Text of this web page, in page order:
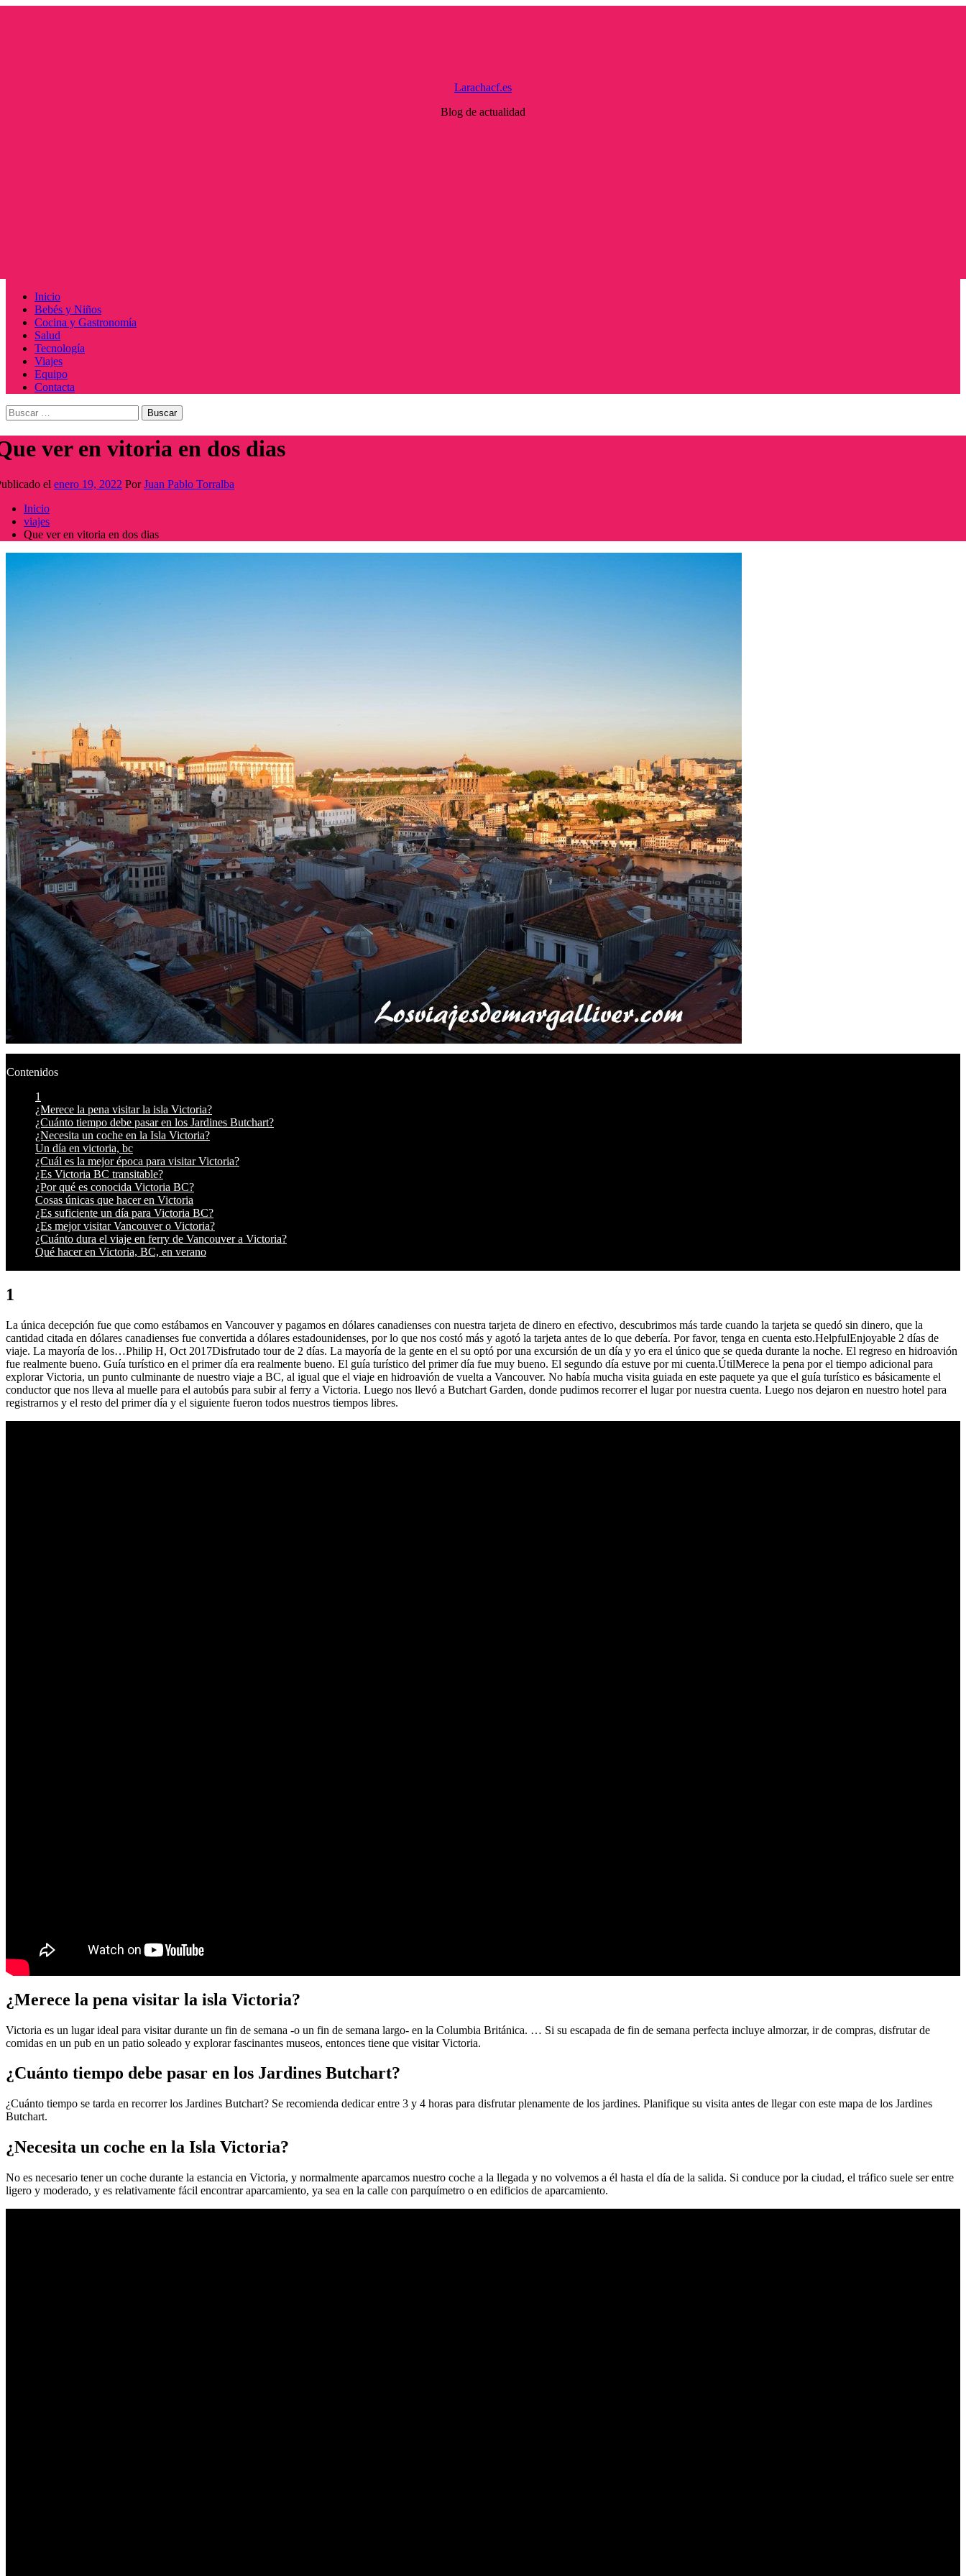
Larachacf.es
Blog de actualidad
Menú
principal
Inicio
Bebés y Niños
Cocina y Gastronomía
Salud
Tecnología
Viajes
Equipo
Contacta
Buscar:
ver en vitoria en dos dias
el enero 19, 2022 PorJuan Pablo Torralba
Inicio
viajes
Que ver en vitoria en dos dias
Contenidos
1
¿Merece la pena visitar la isla Victoria?
¿Cuánto tiempo debe pasar en los Jardines Butchart?
¿Necesita un coche en la Isla Victoria?
Un día en victoria, bc
¿Cuál es la mejor época para visitar Victoria?
¿Es Victoria BC transitable?
¿Por qué es conocida Victoria BC?
Cosas únicas que hacer en Victoria
¿Es suficiente un día para Victoria BC?
¿Es mejor visitar Vancouver o Victoria?
¿Cuánto dura el viaje en ferry de Vancouver a Victoria?
Qué hacer en Victoria, BC, en verano
1
La única decepción fue que como estábamos en Vancouver y pagamos en dólares canadienses con nuestra tarjeta de dinero en efectivo, descubrimos más tarde cuando la tarjeta se quedó sin dinero, que la
cantidad citada en dólares canadienses fue convertida a dólares estadounidenses, por lo que nos costó más y agotó la tarjeta antes de lo que debería. Por favor, tenga en cuenta esto.HelpfulEnjoyable 2 días de
viaje. La mayoría de los…Philip H, Oct 2017Disfrutado tour de 2 días. La mayoría de la gente en el su optó por una excursión de un día y yo era el único que se queda durante la noche. El regreso en hidroavión
fue realmente bueno. Guía turístico en el primer día era realmente bueno. El guía turístico del primer día fue muy bueno. El segundo día estuve por mi cuenta.ÚtilMerece la pena por el tiempo adicional para
explorar Victoria, un punto culminante de nuestro viaje a BC, al igual que el viaje en hidroavión de vuelta a Vancouver. No había mucha visita guiada en este paquete ya que el guía turístico es básicamente el
conductor que nos lleva al muelle para el autobús para subir al ferry a Victoria. Luego nos llevó a Butchart Garden, donde pudimos recorrer el lugar por nuestra cuenta. Luego nos dejaron en nuestro hotel para
registrarnos y el resto del primer día y el siguiente fueron todos nuestros tiempos libres.
¿Merece la pena visitar la isla Victoria?
Victoria es un lugar ideal para visitar durante un fin de semana -o un fin de semana largo- en la Columbia Británica. … Si su escapada de fin de semana perfecta incluye almorzar, ir de compras, disfrutar de
comidas en un pub en un patio soleado y explorar fascinantes museos, entonces tiene que visitar Victoria.
¿Cuánto tiempo debe pasar en los Jardines Butchart?
¿Cuánto tiempo se tarda en recorrer los Jardines Butchart? Se recomienda dedicar entre 3 y 4 horas para disfrutar plenamente de los jardines. Planifique su visita antes de llegar con este mapa de los Jardines
Butchart.
¿Necesita un coche en la Isla Victoria?
No es necesario tener un coche durante la estancia en Victoria, y normalmente aparcamos nuestro coche a la llegada y no volvemos a él hasta el día de la salida. Si conduce por la ciudad, el tráfico suele ser entre
ligero y moderado, y es relativamente fácil encontrar aparcamiento, ya sea en la calle con parquímetro o en edificios de aparcamiento.